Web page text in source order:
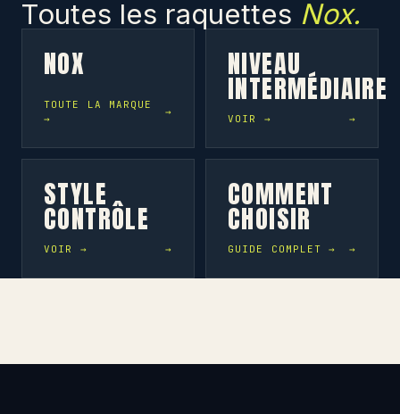
Toutes les raquettes Nox.
NOX
TOUTE LA MARQUE
→
NIVEAU
INTERMÉDIAIRE
VOIR →
STYLE
CONTRÔLE
VOIR →
COMMENT
CHOISIR
GUIDE COMPLET →